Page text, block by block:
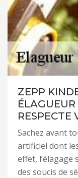
ZEPP
RESPECTE
Sachez avant
artificiel dont
effet, l’élagage
des soucis de